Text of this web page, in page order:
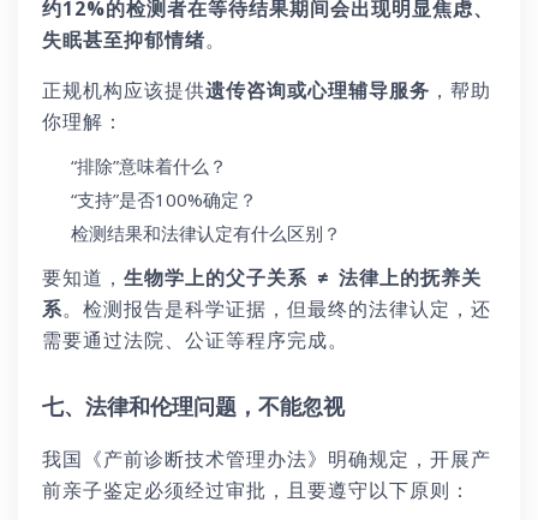
约12%的检测者在等待结果期间会出现明显焦虑、
失眠甚至抑郁情绪。
正规机构应该提供遗传咨询或心理辅导服务 ，帮助
你理解：
“排除”意味着什么？
“支持”是否100%确定？
检测结果和法律认定有什么区别？
要知道， 生物学上的父子关系 ≠ 法律上的抚养关
系。检测报告是科学证据，但最终的法律认定，还
需要通过法院、公证等程序完成。
七、法律和伦理问题，不能忽视
我国《产前诊断技术管理办法》明确规定，开展产
前亲子鉴定必须经过审批，且要遵守以下原则：